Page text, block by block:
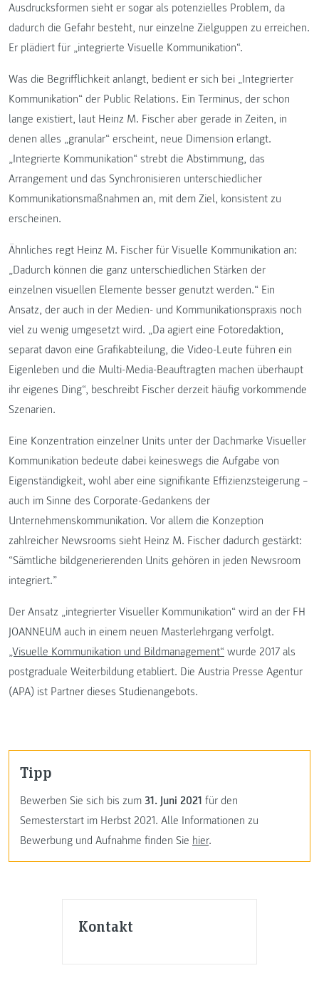
Kontakt
Ausdrucksformen sieht er sogar als potenzielles Problem, da
dadurch die Gefahr besteht, nur einzelne Zielguppen zu erreichen.
Er plädiert für „integrierte Visuelle Kommunikation“.
Was die Begrifflichkeit anlangt, bedient er sich bei „Integrierter
Kommunikation“ der Public Relations. Ein Terminus, der schon
lange existiert, laut Heinz M. Fischer aber gerade in Zeiten, in
denen alles „granular“ erscheint, neue Dimension erlangt.
„Integrierte Kommunikation“ strebt die Abstimmung, das
Arrangement und das Synchronisieren unterschiedlicher
Kommunikationsmaßnahmen an, mit dem Ziel, konsistent zu
erscheinen.
Ähnliches regt Heinz M. Fischer für Visuelle Kommunikation an:
„Dadurch können die ganz unterschiedlichen Stärken der
einzelnen visuellen Elemente besser genutzt werden.“ Ein
Ansatz, der auch in der Medien- und Kommunikationspraxis noch
viel zu wenig umgesetzt wird. „Da agiert eine Fotoredaktion,
separat davon eine Grafikabteilung, die Video-Leute führen ein
Eigenleben und die Multi-Media-Beauftragten machen überhaupt
ihr eigenes Ding“, beschreibt Fischer derzeit häufig vorkommende
Szenarien.
Eine Konzentration einzelner Units unter der Dachmarke Visueller
Kommunikation bedeute dabei keineswegs die Aufgabe von
Eigenständigkeit, wohl aber eine signifikante Effizienzsteigerung –
auch im Sinne des Corporate-Gedankens der
Unternehmenskommunikation. Vor allem die Konzeption
zahlreicher Newsrooms sieht Heinz M. Fischer dadurch gestärkt:
“Sämtliche bildgenerierenden Units gehören in jeden Newsroom
integriert.”
Der Ansatz „integrierter Visueller Kommunikation“ wird an der FH
JOANNEUM auch in einem neuen Masterlehrgang verfolgt.
„Visuelle Kommunikation und Bildmanagement“ wurde 2017 als
postgraduale Weiterbildung etabliert. Die Austria Presse Agentur
(APA) ist Partner dieses Studienangebots.
Tipp
Bewerben Sie sich bis zum 31. Juni 2021 für den
Semesterstart im Herbst 2021. Alle Informationen zu
Bewerbung und Aufnahme finden Sie hier.